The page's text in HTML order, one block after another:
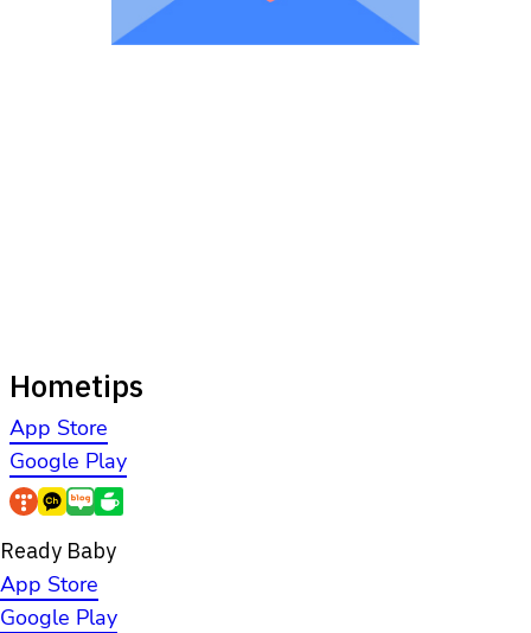
Hometips
App Store
Google Play
Ready Baby
App Store
Google Play